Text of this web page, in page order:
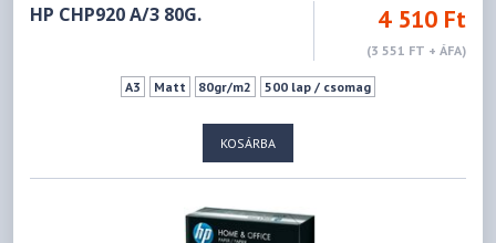
HP CHP920 A/3 80G. 4 510 Ft
(3 551 FT + ÁFA)
A3 Matt 80gr/m2 500 lap / csomag
KOSÁRBA